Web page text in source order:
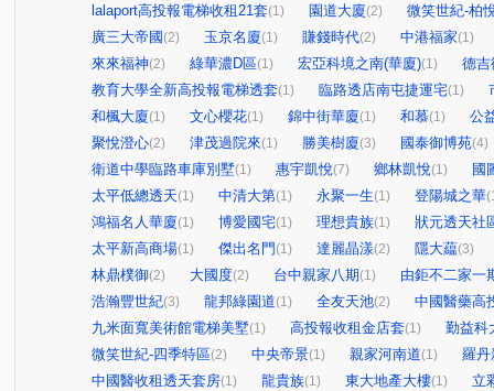
lalaport高投報電梯收租21套(1) 園道大廈(2)
微笑世紀-柏
廣三大帝國 (2) 玉京名廈(1) 賺錢時代(2) 中港福家(1)
來來福神(2) 綠華濃D區(1) 宏亞科境之南(華廈)(1)
德吉
教育大學全新高投報電梯透套(1) 臨路透店南屯捷運宅(1)
和楓大廈(1) 文心櫻花(1) 錦中街華廈(1) 和慕(1)
公
聚悅澄心(2) 津茂過院來(1) 勝美樹廈(3) 國泰御博苑(4)
衛道中學臨路車庫別墅(1) 惠宇凱悅(7) 鄉林凱悅(1)
國
太平低總透天(1) 中清大第(1) 永聚一生(1) 登陽城之華
鴻福名人華廈(1) 博愛國宅(1) 理想貴族(1)
狀元透天社
太平新高商場(1) 傑出名門 (1) 達麗晶漾(2) 隱大藴(3)
林鼎樸御(2) 大國度(2) 台中親家八期(1)
由鉅不二家一
浩瀚豐世紀(3) 龍邦綠園道(1) 全友天池(2)
中國醫藥高
九米面寬美術館電梯美墅(1) 高投報收租金店套(1)
勤益科
微笑世紀-四季特區(2) 中央帝景(1) 親家河南道(1)
羅丹
中國醫收租透天套房(1) 龍貴族(1) 東大地產大樓(1)
立